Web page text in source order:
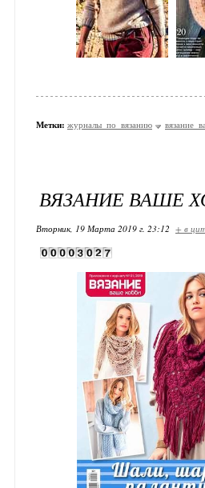
Метки: журналы_по_вязанию
ВЯЗАНИЕ ВАШЕ
Вторник, 19 Марта 2019 г. 23:12 + в